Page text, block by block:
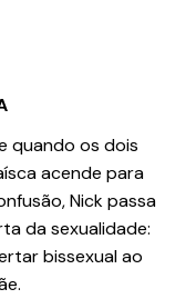
quando os dois
acende para
Nick passa
da sexualidade:
bissexual ao